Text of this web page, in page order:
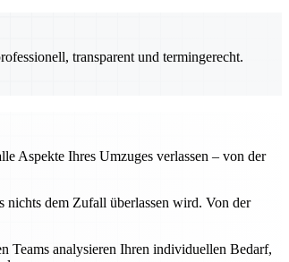
transparent und termingerecht.
Aspekte Ihres Umzuges verlassen – von der
nichts dem Zufall überlassen wird. Von der
Teams analysieren Ihren individuellen Bedarf,